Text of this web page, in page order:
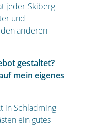
jeder Skiberg
und
anderen
gestaltet?
mein eigenes
in Schladming
ein gutes